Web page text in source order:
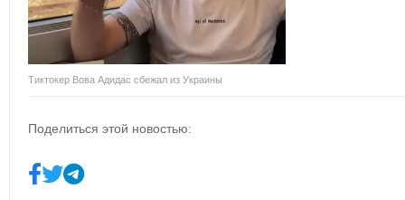
Тиктокер Вова Адидас сбежал из Украины
Поделиться этой новостью: